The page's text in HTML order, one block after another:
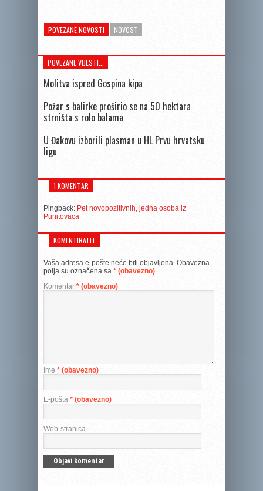
POVEZANE NOVOSTI NOVOST
POVEZANE VIJESTI...
Molitva ispred Gospina kipa
Požar s balirke proširio se na 50 hektara
strništa s rolo balama
U Đakovu izborili plasman u HL Prvu hrvatsku
ligu
1 KOMENTAR
Pingback: Pet novopozitivnih, jedna osoba iz
Punitovaca
KOMENTIRAJTE
Vaša adresa e-pošte neće biti objavljena. Obavezna
polja su označena sa * (obavezno)
Komentar * (obavezno)
Ime * (obavezno)
E-pošta * (obavezno)
Web-stranica